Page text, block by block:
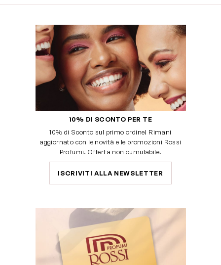
10% DI SCONTO PER TE
10% di Sconto sul primo ordine! Rimani
aggiornato con le novità e le promozioni Rossi
Profumi. Offerta non cumulabile.
ISCRIVITI ALLA NEWSLETTER